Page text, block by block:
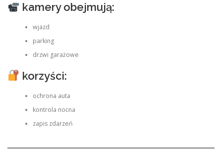
kamery obejmują:
wjazd
parking
drzwi garażowe
korzyści:
ochrona auta
kontrola nocna
zapis zdarzeń